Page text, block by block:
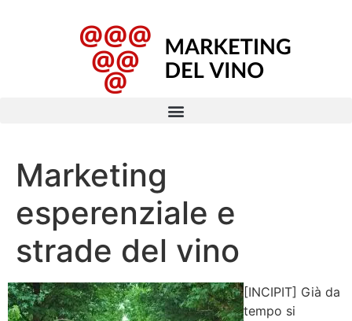
Marketing
esperenziale e
strade del vino
[INCIPIT] Già da
tempo si